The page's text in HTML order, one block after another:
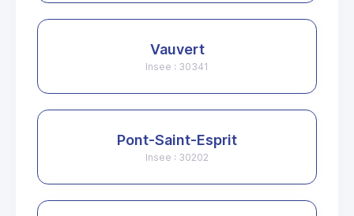
Vauvert
Insee : 30341
Pont-Saint-Esprit
Insee : 30202